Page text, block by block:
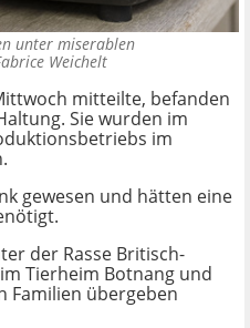
unter miserablen
Weichelt
mitteilte, befanden
Sie wurden im
im
gewesen und hätten eine
der Rasse Britisch-
Tierheim Botnang und
Familien übergeben